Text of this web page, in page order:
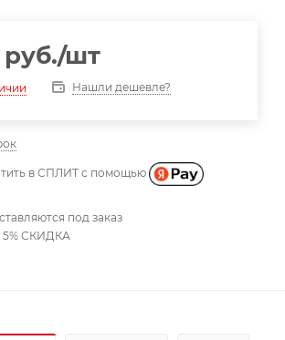
руб./шт
Нашли дешевле?
в СПЛИТ с помощью
под заказ
5% СКИДКА